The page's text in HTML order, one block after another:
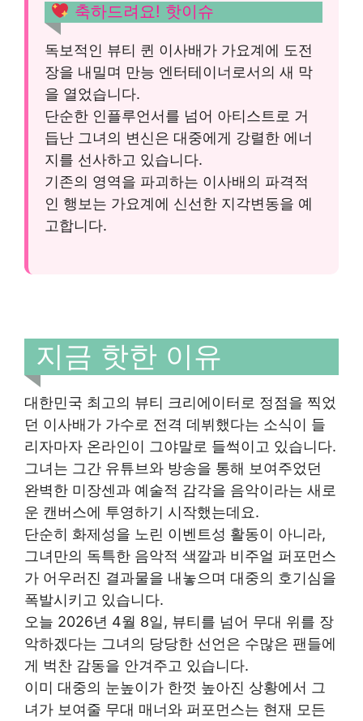
축하드려요! 핫이슈
독보적인 뷰티 퀸 이사배가 가요계에 도전
장을 내밀며 만능 엔터테이너로서의 새 막
을 열었습니다.
단순한 인플루언서를 넘어 아티스트로 거
듭난 그녀의 변신은 대중에게 강렬한 에너
지를 선사하고 있습니다.
기존의 영역을 파괴하는 이사배의 파격적
인 행보는 가요계에 신선한 지각변동을 예
고합니다.
지금 핫한 이유
대한민국 최고의 뷰티 크리에이터로 정점을 찍었
던 이사배가 가수로 전격 데뷔했다는 소식이 들
리자마자 온라인이 그야말로 들썩이고 있습니다.
그녀는 그간 유튜브와 방송을 통해 보여주었던
완벽한 미장센과 예술적 감각을 음악이라는 새로
운 캔버스에 투영하기 시작했는데요.
단순히 화제성을 노린 이벤트성 활동이 아니라,
그녀만의 독특한 음악적 색깔과 비주얼 퍼포먼스
가 어우러진 결과물을 내놓으며 대중의 호기심을
폭발시키고 있습니다.
오늘 2026년 4월 8일, 뷰티를 넘어 무대 위를 장
악하겠다는 그녀의 당당한 선언은 수많은 팬들에
게 벅찬 감동을 안겨주고 있습니다.
이미 대중의 눈높이가 한껏 높아진 상황에서 그
녀가 보여줄 무대 매너와 퍼포먼스는 현재 모든